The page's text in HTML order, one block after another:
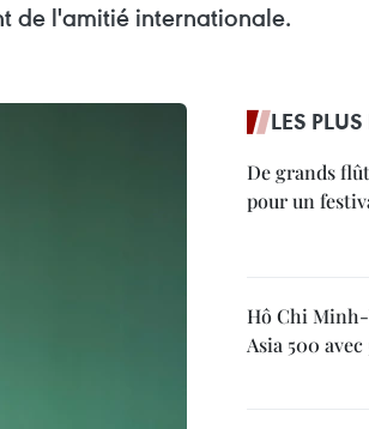
de l'amitié internationale.
LES
De grands
pour un
Hô Chi
Asia 500